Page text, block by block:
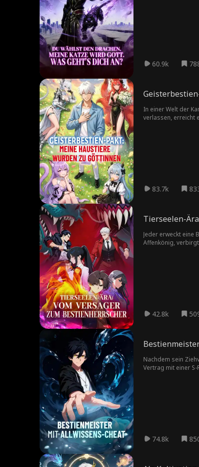
60.9k
In einer Welt der
verlassen, erreicht
83.7k
Tierseelen-
Jeder erweckt eine
Affenkönig,
42.8k
Nachdem sein
Vertrag mit einer
74.8k